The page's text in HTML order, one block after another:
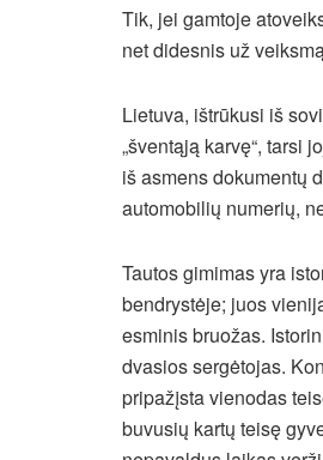
Tik, jei gamtoje
net didesnis už
Lietuva, ištrūkusi iš
„šventąją karvę“, tarsi
iš asmens dokumentų
automobilių numerių,
Tautos gimimas yra
bendrystėje; juos
esminis bruožas.
dvasios sergėtojas.
pripažįsta vienodas
buvusių kartų teisę